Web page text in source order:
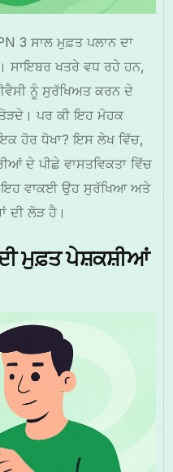
3 ਸਾਲ ਮੁਫ਼ਤ ਪਲਾਨ ਦਾ
ਸਾਇਬਰ ਖਤਰੇ ਵਧ ਰਹੇ ਹਨ,
ਨੂੰ ਸੁਰੱਖਿਅਤ ਕਰਨ ਦੇ
ਪਰ ਕੀ ਇਹ ਮੋਹਕ
ਹੋਰ ਧੋਖਾ? ਇਸ ਲੇਖ ਵਿੱਚ,
ਦੇ ਪੀਛੇ ਵਾਸਤਵਿਕਤਾ ਵਿੱਚ
ਇਹ ਵਾਕਈ ਉਹ ਸੁਰੱਖਿਆ ਅਤੇ
ਦੀ ਲੋੜ ਹੈ।
ਮੁਫ਼ਤ ਪੇਸ਼ਕਸ਼ੀਆਂ